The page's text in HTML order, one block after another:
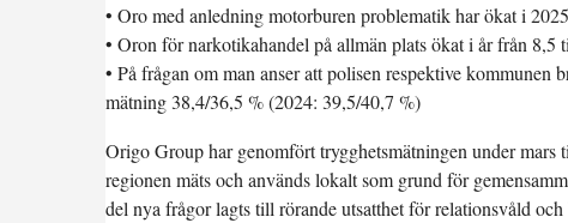
• Oro med anledning motorburen problematik har ökat i
• Oron för narkotikahandel på allmän plats ökat i år från
• På frågan om man anser att polisen respektive
mätning 38,4/36,5 % (2024: 39,5/40,7 %)
Origo Group har genomfört trygghetsmätningen under
regionen mäts och används lokalt som grund för
del nya frågor lagts till rörande utsatthet för relationsvåld och